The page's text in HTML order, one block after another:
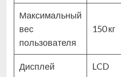
Максимальный
вес
пользователя
150 кг
Дисплей LCD